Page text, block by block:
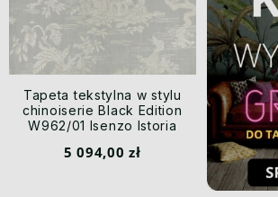
Tapeta tekstylna w stylu
chinoiserie Black Edition
W962/01 Isenzo Istoria
5 094,00 zł